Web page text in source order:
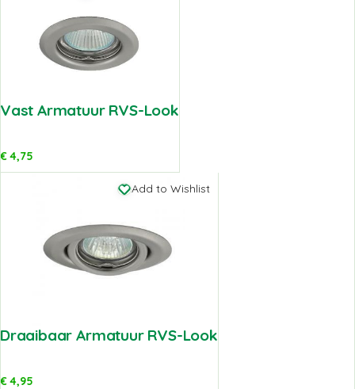
Vast Armatuur RVS-Look
€4,75
Add to Wishlist
Draaibaar Armatuur RVS-Look
€4,95